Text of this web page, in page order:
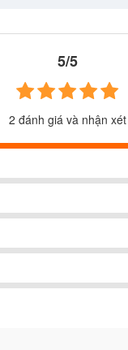
5/5
2 đánh giá và nhận xét